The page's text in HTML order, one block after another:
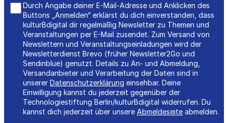
Durch Angabe deiner E-Mail-Adresse und Anklicken des
Buttons „Anmelden“ erklärst du dich einverstanden, dass
kulturBdigital dir regelmäßig Newsletter zu Themen und
Veranstaltungen per E-Mail zusendet. Zum Versand von
Newslettern und Veranstaltungseinladungen wird der
Newsletterdienst Brevo (früher Newsletter2Go und
Sendinblue) genutzt. Details zu An- und Abmeldung,
Versandanbieter und Verarbeitung der Daten sind in
unserer Datenschutzerklärung einsehbar. Deine
Einwilligung kannst du jederzeit gegenüber der
Technologiestiftung Berlin/kulturBdigital widerrufen. Du
kannst dich jederzeit über unsere Abmeldeseite abmelden.